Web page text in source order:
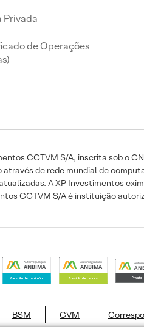
Privada
de Operações
CCTVM S/A, inscrita sob o
de rede mundial de
A XP Investimentos
CCTVM S/A é instituição
BSM CVM